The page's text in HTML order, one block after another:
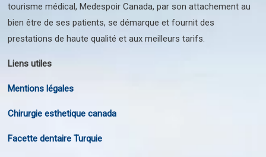
tourisme médical, Medespoir Canada, par son attachement au
bien être de ses patients, se démarque et fournit des
prestations de haute qualité et aux meilleurs tarifs.
Liens utiles
Mentions légales
Chirurgie esthetique canada
Facette dentaire Turquie